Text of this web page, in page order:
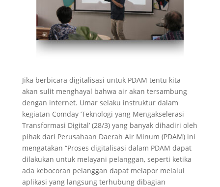
Jika berbicara digitalisasi untuk PDAM tentu kita
akan sulit menghayal bahwa air akan tersambung
dengan internet. Umar selaku instruktur dalam
kegiatan Comday ‘Teknologi yang Mengakselerasi
Transformasi Digital’ (28/3) yang banyak dihadiri oleh
pihak dari Perusahaan Daerah Air Minum (PDAM) ini
mengatakan “Proses digitalisasi dalam PDAM dapat
dilakukan untuk melayani pelanggan, seperti ketika
ada kebocoran pelanggan dapat melapor melalui
aplikasi yang langsung terhubung dibagian